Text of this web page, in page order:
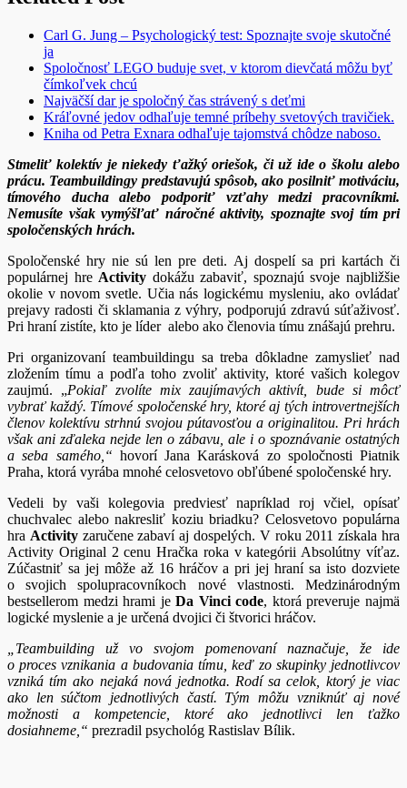
Carl G. Jung – Psychologický test: Spoznajte svoje skutočné
ja
Spoločnosť LEGO buduje svet, v ktorom dievčatá môžu byť
čímkoľvek chcú
Najväčší dar je spoločný čas strávený s deťmi
Kráľovné jedov odhaľuje temné príbehy svetových travičiek.
Kniha od Petra Exnara odhaľuje tajomstvá chôdze naboso.
Stmeliť kolektív je niekedy ťažký oriešok, či už ide o školu alebo
prácu. Teambuildingy predstavujú spôsob, ako posilniť motiváciu,
tímového ducha alebo podporiť vzťahy medzi pracovníkmi.
Nemusíte však vymýšľať náročné aktivity, spoznajte svoj tím pri
spoločenských hrách.
Spoločenské hry nie sú len pre deti. Aj dospelí sa pri kartách či
populárnej hre Activity dokážu zabaviť, spoznajú svoje najbližšie
okolie v novom svetle. Učia nás logickému mysleniu, ako ovládať
prejavy radosti či sklamania z výhry, podporujú zdravú súťaživosť.
Pri hraní zistíte, kto je líder alebo ako členovia tímu znášajú prehru.
Pri organizovaní teambuildingu sa treba dôkladne zamyslieť nad
zložením tímu a podľa toho zvoliť aktivity, ktoré vašich kolegov
zaujmú. „Pokiaľ zvolíte mix zaujímavých aktivít, bude si môcť
vybrať každý. Tímové spoločenské hry, ktoré aj tých introvertnejších
členov kolektívu strhnú svojou pútavosťou a originalitou. Pri hrách
však ani zďaleka nejde len o zábavu, ale i o spoznávanie ostatných
a seba samého,“ hovorí Jana Karásková zo spoločnosti Piatnik
Praha, ktorá vyrába mnohé celosvetovo obľúbené spoločenské hry.
Vedeli by vaši kolegovia predviesť napríklad roj včiel, opísať
chuchvalec alebo nakresliť koziu briadku? Celosvetovo populárna
hra Activityzaručene zabaví aj dospelých. V roku 2011 získala hra
Activity Original 2 cenu Hračka roka v kategórii Absolútny víťaz.
Zúčastniť sa jej môže až 16 hráčov a pri jej hraní sa isto dozviete
o svojich spolupracovníkoch nové vlastnosti. Medzinárodným
bestsellerom medzi hrami jeDa Vinci code, ktorá preveruje najmä
logické myslenie a je určená dvojici či štvorici hráčov.
„Teambuilding už vo svojom pomenovaní naznačuje, že ide
o proces vznikania a budovania tímu, keď zo skupinky jednotlivcov
vzniká tím ako nejaká nová jednotka. Rodí sa celok, ktorý je viac
ako len súčtom jednotlivých častí. Tým môžu vzniknúť aj nové
možnosti a kompetencie, ktoré ako jednotlivci len ťažko
dosiahneme,“ prezradil psychológ Rastislav Bílik.